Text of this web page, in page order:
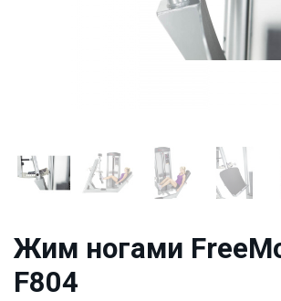
Жим ногами
F804